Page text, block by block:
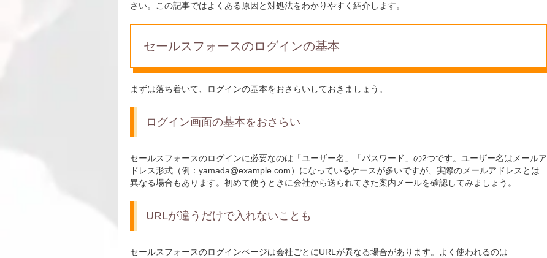
さい。この記事ではよくある原因と対処法をわかりやすく紹介します。
セールスフォースのログインの基本
まずは落ち着いて、ログインの基本をおさらいしておきましょう。
ログイン画面の基本をおさらい
セールスフォースのログインに必要なのは「ユーザー名」「パスワード」の2つです。ユーザー名はメールア
ドレス形式（例： yamada@example.com）になっているケースが多いですが、実際のメールアドレスとは
異なる場合もあります。初めて使うときに会社から送られてきた案内メールを確認してみましょう。
URLが違うだけで入れないことも
セールスフォースのログインページは会社ごとにURLが異なる場合があります。よく使われるのは